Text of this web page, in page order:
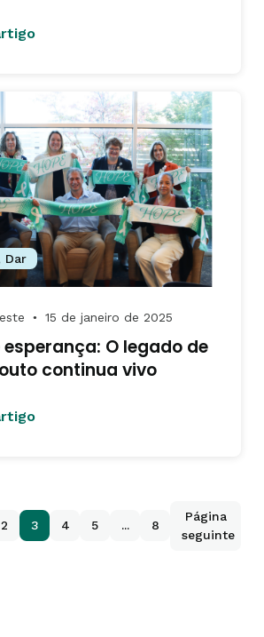
Dar
● 15 de janeiro de 2025
esperança: O legado de
continua vivo
2 3 4 5 ... 8
Página
seguinte